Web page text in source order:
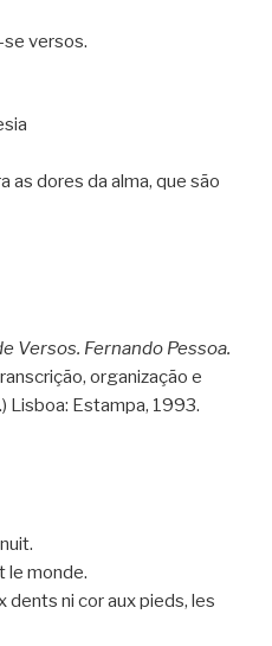
versos.
as dores da alma, que são
Versos. Fernando Pessoa.
organização e
Lisboa: Estampa, 1993.
le monde.
dents ni cor aux pieds, les